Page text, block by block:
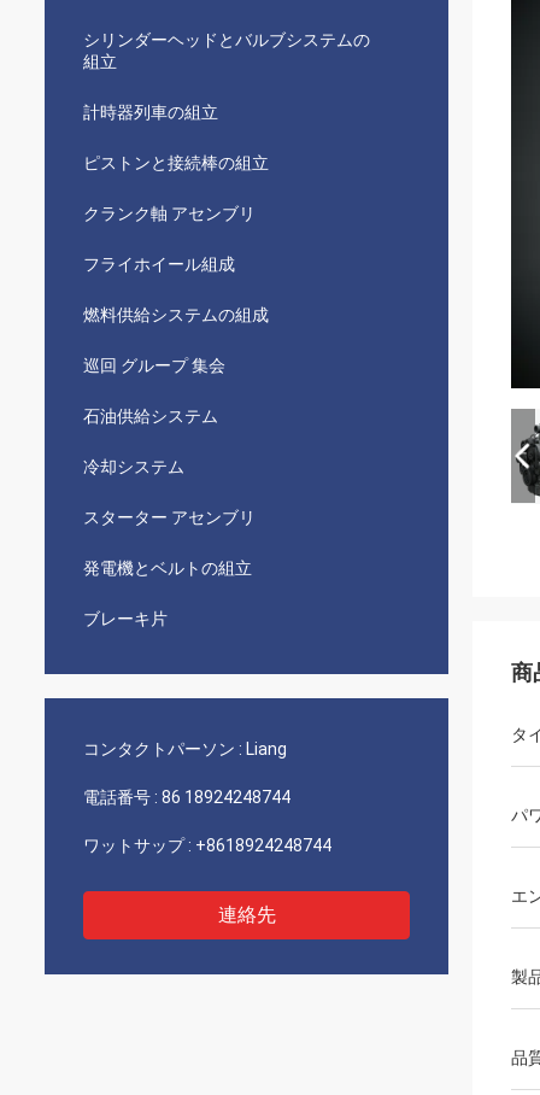
シリンダーヘッドとバルブシステムの
組立
計時器列車の組立
ピストンと接続棒の組立
クランク軸 アセンブリ
フライホイール組成
燃料供給システムの組成
巡回 グループ 集会
石油供給システム
冷却システム
スターター アセンブリ
発電機とベルトの組立
ブレーキ片
コンタクトパーソン : Liang
電話番号 : 86 18924248744
ワットサップ : +8618924248744
連絡先
商
タ
パ
エ
製
品